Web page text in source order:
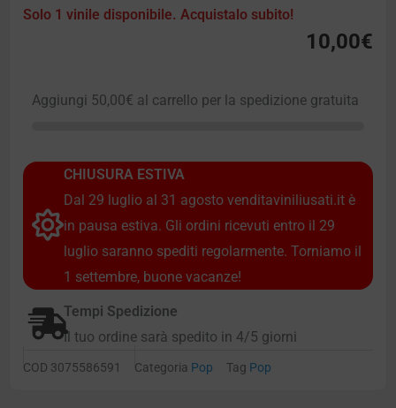
Solo 1 vinile disponibile. Acquistalo subito!
10,00€
Aggiungi 50,00€ al carrello per la spedizione gratuita
CHIUSURA ESTIVA
Dal 29 luglio al 31 agosto venditaviniliusati.it è
in pausa estiva. Gli ordini ricevuti entro il 29
luglio saranno spediti regolarmente. Torniamo il
1 settembre, buone vacanze!
Tempi Spedizione
Il tuo ordine sarà spedito in 4/5 giorni
COD 3075586591 Categoria Pop Tag Pop